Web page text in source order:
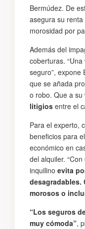
Bermúdez. De
asegura su
morosidad por
Además del
coberturas.
seguro”, expone
que se añada
o robo. Que a
litigios entre el
Para el experto,
beneficios para
económico en
del alquiler.
inquilinoevita
desagradables.
morosos o
“Los seguros
muy cómoda”,